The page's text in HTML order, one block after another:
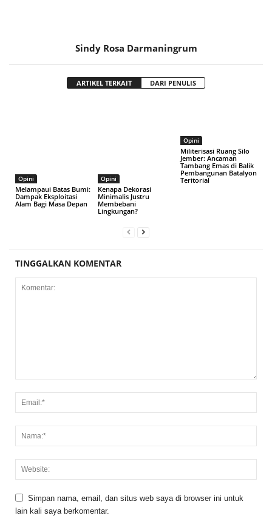
Sindy Rosa Darmaningrum
ARTIKEL TERKAIT DARI PENULIS
Opini
Melampaui Batas Bumi:
Dampak Eksploitasi
Alam Bagi Masa Depan
Opini
Kenapa Dekorasi
Minimalis Justru
Membebani
Lingkungan?
Opini
Militerisasi Ruang Silo
Jember: Ancaman
Tambang Emas di Balik
Pembangunan Batalyon
Teritorial
TINGGALKAN KOMENTAR
Simpan nama, email, dan situs web saya di browser ini untuk
lain kali saya berkomentar.